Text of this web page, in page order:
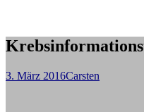
3. März 2016Carsten